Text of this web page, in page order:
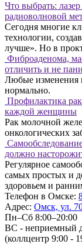
Что выбрать:
радиоволновой
Сегодня многие
технологии,
лучше». Но в
Фиброаденома,
отличить и не
Любые изменения
нормально.
Профилактика
каждой женщины
Рак молочной
онкологических
должно
Регулярное
самых простых и
здоровьем и
Телефон в Омске:
Адрес: Омск, ул.
Пн–Сб 8:00–20:00
ВС - неприемный
(коллцентр 9:00 -